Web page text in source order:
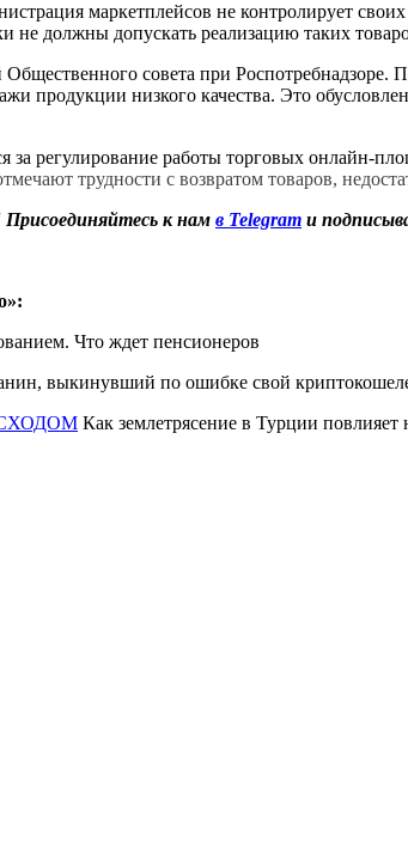
маркетплейсов не контролирует
должны допускать реализацию таких
совета при
продукции низкого качества. Это
за регулирование работы торговых онлайн-
трудности с возвратом товаров,
к нам в Telegram и
Что ждет пенсионеров
выкинувший по ошибке свой
Как землетрясение в Турции